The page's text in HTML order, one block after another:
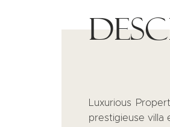
Luxurious
prestigieuse villa